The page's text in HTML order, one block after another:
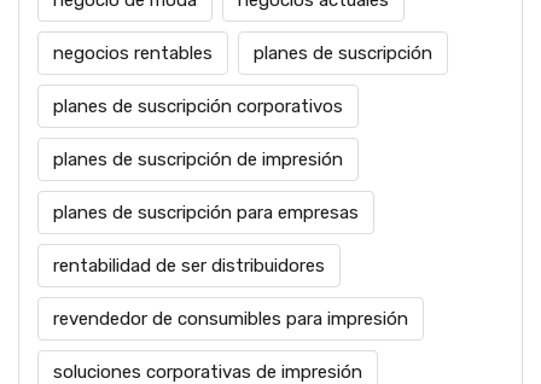
negocios rentables planes de suscripción
planes de suscripción corporativos
planes de suscripción de impresión
planes de suscripción para empresas
rentabilidad de ser distribuidores
revendedor de consumibles para impresión
soluciones corporativas de impresión